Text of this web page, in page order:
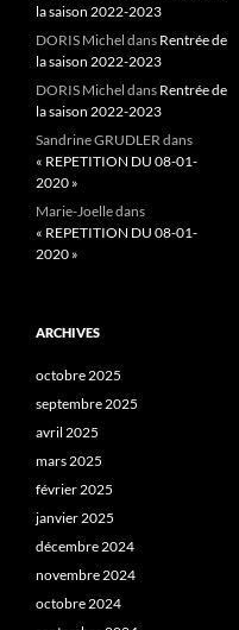
la saison 2022-2023
DORIS Michel dans Rentrée de
la saison 2022-2023
DORIS Michel dans Rentrée de
la saison 2022-2023
Sandrine GRUDLERdans
« REPETITION DU 08-01-
2020 »
Marie-Joelledans
« REPETITION DU 08-01-
2020 »
ARCHIVES
octobre 2025
septembre 2025
avril 2025
mars 2025
février 2025
janvier 2025
décembre 2024
novembre 2024
octobre 2024